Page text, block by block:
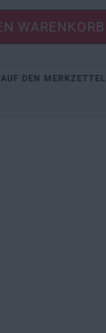
AUF DEN MERKZETTEL